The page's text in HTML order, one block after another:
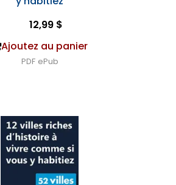
12,99 $
Ajoutez au panier
PDF ePub